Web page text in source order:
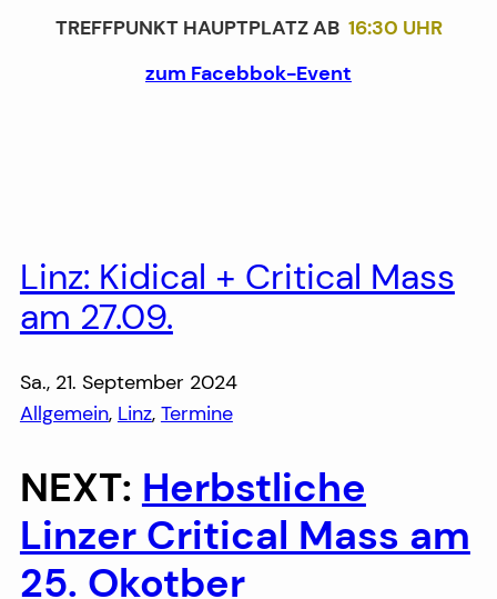
TREFFPUNKT HAUPTPLATZ AB 16:30 UHR
zum Facebbok-Event
Linz: Kidical + Critical Mass
am 27.09.
Sa., 21. September 2024
Allgemein, Linz, Termine
NEXT: Herbstliche
Linzer Critical Mass am
25. Okotber